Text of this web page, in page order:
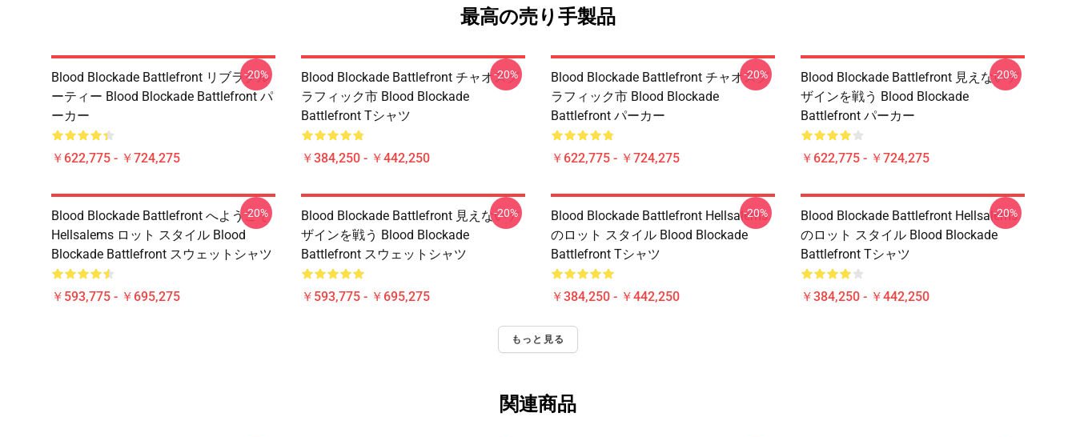
最高の売り手製品
Blood Blockade Battlefront リブラクル
ーティー Blood Blockade Battlefront パ
ーカー
￥622,775 - ￥724,275
-20%
Blood Blockade Battlefront チャオスグ
ラフィック市 Blood Blockade
Battlefront Tシャツ
￥384,250 - ￥442,250
-20%
Blood Blockade Battlefront チャオスグ
ラフィック市 Blood Blockade
Battlefront パーカー
￥622,775 - ￥724,275
-20%
Blood Blockade Battlefront 見えないデ
ザインを戦う Blood Blockade
Battlefront パーカー
￥622,775 - ￥724,275
-20%
Blood Blockade Battlefront へようこそ
Hellsalems ロット スタイル Blood
Blockade Battlefront スウェットシャツ
￥593,775 - ￥695,275
-20%
Blood Blockade Battlefront 見えないデ
ザインを戦う Blood Blockade
Battlefront スウェットシャツ
￥593,775 - ￥695,275
-20%
Blood Blockade Battlefront Hellsalems
のロット スタイル Blood Blockade
Battlefront Tシャツ
￥384,250 - ￥442,250
-20%
Blood Blockade Battlefront Hellsalems
のロット スタイル Blood Blockade
Battlefront Tシャツ
￥384,250 - ￥442,250
-20%
もっと見る
関連商品